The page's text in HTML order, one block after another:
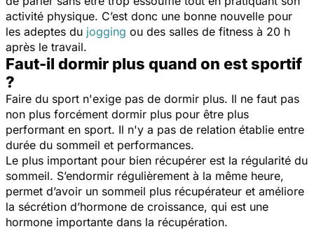
activité physique. C’est donc une bonne nouvelle pour
les adeptes du jogging ou des salles de fitness à 20 h
après le travail.
Faut-il dormir plus quand on est sportif
?
Faire du sport n'exige pas de dormir plus. Il ne faut pas
non plus forcément dormir plus pour être plus
performant en sport. Il n'y a pas de relation établie entre
durée du sommeil et performances.
Le plus important pour bien récupérer est la régularité du
sommeil. S’endormir régulièrement à la même heure,
permet d’avoir un sommeil plus récupérateur et améliore
la sécrétion d’hormone de croissance, qui est une
hormone importante dans la récupération.